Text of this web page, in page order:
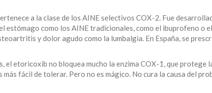
a la clase de los AINE selectivos COX-2. Fue
como los AINE tradicionales, como el ibuprofeno o
y dolor agudo como la lumbalgia. En España, se
etoricoxib no bloquea mucho la enzima COX-1, que protege
más fácil de tolerar. Pero no es mágico. No cura la causa del